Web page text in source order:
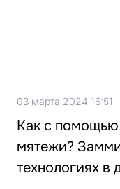
03 марта 2024 16:51
Как с помощью
мятежи?
технологиях в